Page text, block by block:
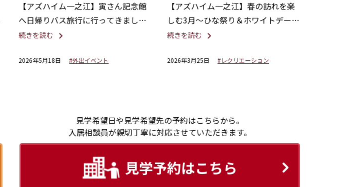
【アズハイム一之江】寅さん記念館
へ日帰りバス旅行に行ってきまし
た！
続きを読む
2026年5月18日 #外出イベント
【アズハイム一之江】春の訪れを楽
しむ3月～ひな祭り＆ホワイトデーレ
クリエーション～
続きを読む
2026年3月25日 #レクリエーション
見学希望日や見学希望先の予約はこちらから。
入居相談員が親切丁寧に対応させていただきます。
見学予約はこちら